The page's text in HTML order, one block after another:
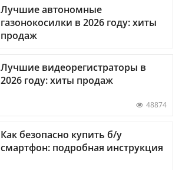
Лучшие автономные
газонокосилки в 2026 году: хиты
продаж
Лучшие видеорегистраторы в
2026 году: хиты продаж
48874
Как безопасно купить б/у
смартфон: подробная инструкция